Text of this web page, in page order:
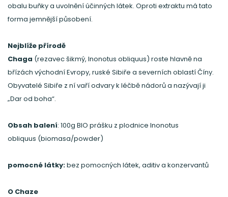
obalu buňky a uvolnění účinných látek. Oproti extraktu má tato
forma jemnější působení.
Nejblíže přírodě
Chaga (rezavec šikmý, Inonotus obliquus) roste hlavně na
břízách východní Evropy, ruské Sibiře a severních oblastí Číny.
Obyvatelé Sibiře z ní vaří odvary k léčbě nádorů a nazývají ji
„Dar od boha“.
Obsah balení: 100g BIO prášku z plodnice Inonotus
obliquus (biomasa/powder)
pomocné látky:bez pomocných látek, aditiv a konzervantů
O Chaze